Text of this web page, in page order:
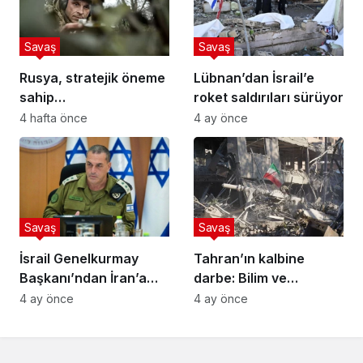
Rusya, stratejik öneme
sahip
Kostyantynivka’yı ele
geçirdi
Savaş
4 hafta önce
Lübnan’dan İsrail’e
roket saldırıları sürüyor
Savaş
4 ay önce
İsrail Genelkurmay
Başkanı’ndan İran’a
sert uyarı
Savaş
4 ay önce
Tahran’ın kalbine
darbe: Bilim ve
teknoloji merkezleri
Savaş
4 ay önce